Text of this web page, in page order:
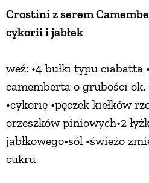
Crostini z serem
cykorii i jabłek
weź: •4 bułki typu ciabatta
camemberta o grubości ok.
•cykorię •pęczek kiełków
orzeszków piniowych•2
jabłkowego•sól •świeżo
cukru